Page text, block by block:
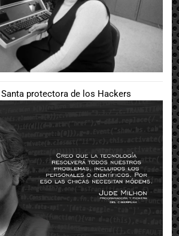
protectora de los Hackers